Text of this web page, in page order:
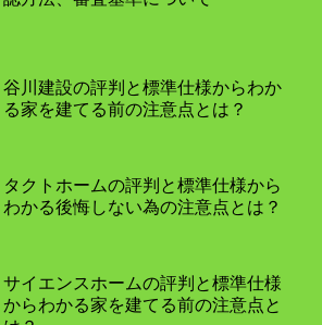
谷川建設の評判と標準仕様からわか
る家を建てる前の注意点とは？
タクトホームの評判と標準仕様から
わかる後悔しない為の注意点とは？
サイエンスホームの評判と標準仕様
からわかる家を建てる前の注意点と